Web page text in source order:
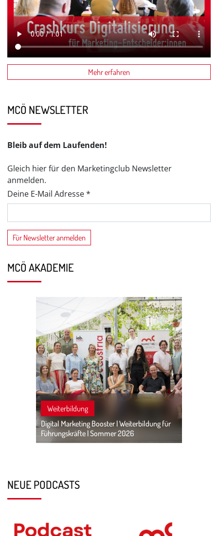
Mehr erfahren
MCÖ NEWSLETTER
Bleib auf dem Laufenden!
Gleich hier für den Marketingclub Newsletter
anmelden.
Deine E-Mail Adresse *
MCÖ AKADEMIE
Weiterbildung
Digital Marketing Booster | Weiterbildung für
Führungskräfte | Sommer 2026
NEUE PODCASTS